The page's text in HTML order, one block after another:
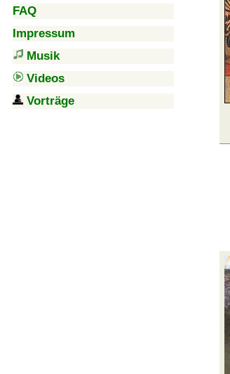
FAQ
Impressum
Musik
Videos
Vorträge